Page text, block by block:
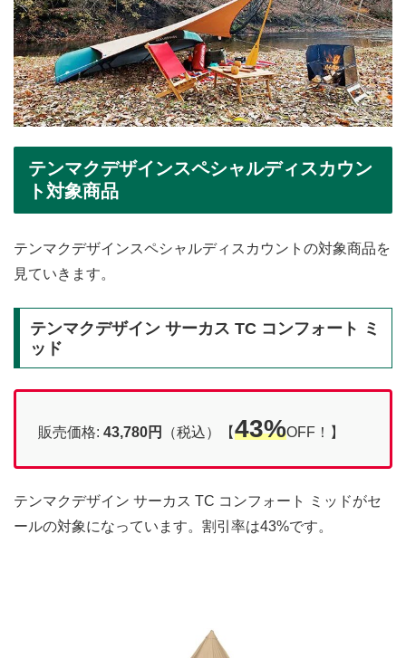
テンマクデザインスペシャルディスカウン
ト対象商品
テンマクデザインスペシャルディスカウントの対象商品を
見ていきます。
テンマクデザイン サーカス TC コンフォート ミ
ッド
販売価格: 43,780円 （税込）【43%OFF！】
テンマクデザイン サーカス TC コンフォート ミッドがセ
ールの対象になっています。割引率は43%です。